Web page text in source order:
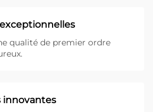
qualité de premier ordre
innovantes